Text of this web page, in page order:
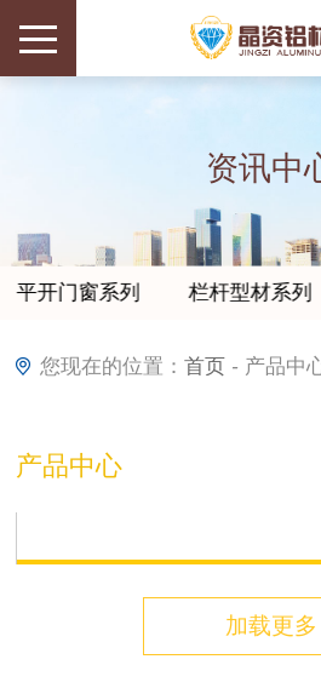
资讯中
平开门窗系列 栏杆型材系列
您现在的位置：首页 - 产品中
产品中心
加载更多